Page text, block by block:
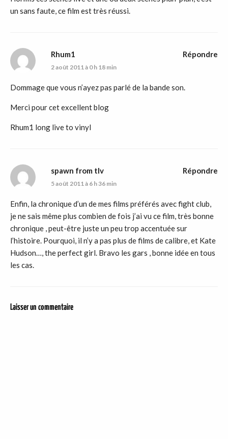
un sans faute, ce film est très réussi.
Rhum1
2 août 2011 à 0 h 18 min
Dommage que vous n’ayez pas parlé de la bande son.
Merci pour cet excellent blog
Rhum1 long live to vinyl
Répondre
spawn from tlv
5 août 2011 à 6 h 36 min
Enfin, la chronique d’un de mes films préférés avec fight club,
je ne sais même plus combien de fois j’ai vu ce film, très bonne
chronique , peut-être juste un peu trop accentuée sur
l’histoire. Pourquoi, il n’y a pas plus de films de calibre, et Kate
Hudson…, the perfect girl. Bravo les gars , bonne idée en tous
les cas.
Répondre
Laisser un commentaire